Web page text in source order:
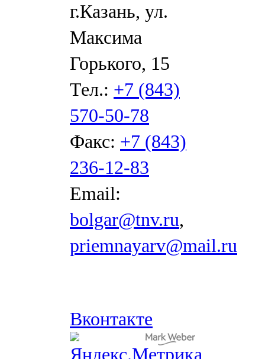
г.Казань, ул.
Максима
Горького, 15
Тел.: +7 (843)
570-50-78
Факс: +7 (843)
236-12-83
Email:
bolgar@tnv.ru,
priemnayarv@mail.ru
Вконтакте